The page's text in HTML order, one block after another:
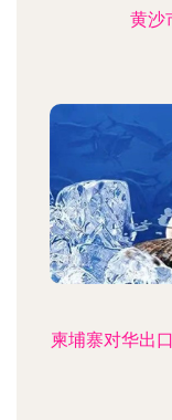
黄沙
柬埔寨对华出